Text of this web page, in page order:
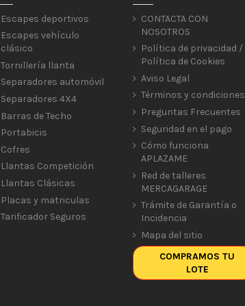
Escapes deportivos
Escapes vehículo
clásico
Tornillería llanta
Separadores automóvil
Separadores 4X4
Barras de Techo
Portabicis
Cofres
Llantas Competición
Llantas Clásicas
Placas y matriculas
Tarificador Seguros
CONTACTA CON
NOSOTROS
Política de privacidad /
Política de Cookies
Aviso Legal
Términos y condiciones
Preguntas Frecuentes
Seguridad en el pago
Cómo funciona
APLAZAME
Red de talleres
MERCAGARAGE
Trámite de Garantía o
Incidencia
Mapa del sitio
COMPRAMOS TU
LOTE